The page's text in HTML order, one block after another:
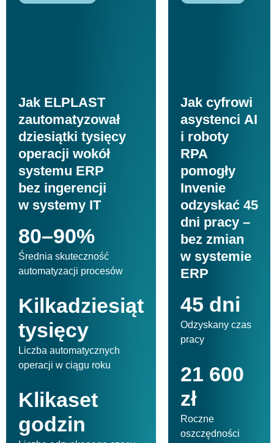
Jak ELPLAST
zautomatyzował
dziesiątki tysięcy
operacji wokół
systemu ERP
bez ingerencji
w systemy IT
80–90%
Średnia skuteczność
automatyzacji procesów
Kilkadziesiąt
tysięcy
Liczba automatycznych
operacji w ciągu roku
Klikaset
godzin
Jak cyfrowi
asystenci AI
i roboty
RPA
pomogły
Invenie
odzyskać 45
dni pracy –
bez zmian
w systemie
ERP
45 dni
Odzyskany czas
pracy
21 600
zł
Roczne
oszczędności